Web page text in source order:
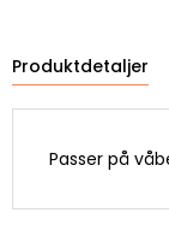
Produktdetaljer
Passer på